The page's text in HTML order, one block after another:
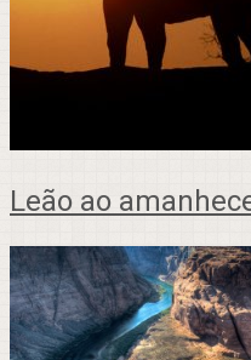
Leão ao